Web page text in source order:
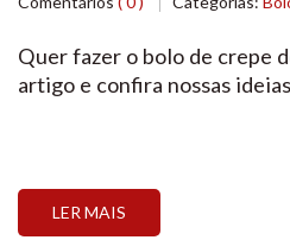
Quer fazer o bolo de crepe
artigo e confira nossas
LER MAIS